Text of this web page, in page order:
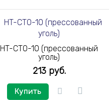
HT-CTO-10 (прессованный
уголь)
213 руб.
Купить